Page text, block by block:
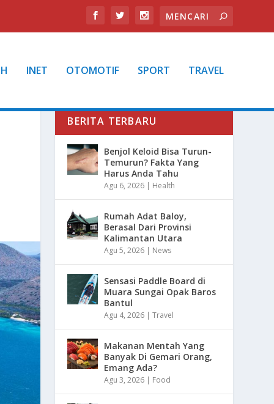
INET OTOMOTIF SPORT TRAVEL
BERITA TERBARU
Benjol Keloid Bisa Turun-
Temurun? Fakta Yang
Harus Anda Tahu
Agu 6, 2026 | Health
Rumah Adat Baloy,
Berasal Dari Provinsi
Kalimantan Utara
Agu 5, 2026 | News
Sensasi Paddle Board di
Muara Sungai Opak Baros
Bantul
Agu 4, 2026 |Travel
Makanan Mentah Yang
Banyak Di Gemari Orang,
Emang Ada?
Agu 3, 2026 | Food